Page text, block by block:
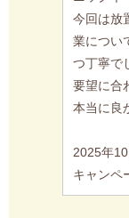
今回は放
業につい
つ丁寧で
要望に合
本当に良
2025年
キャンペ